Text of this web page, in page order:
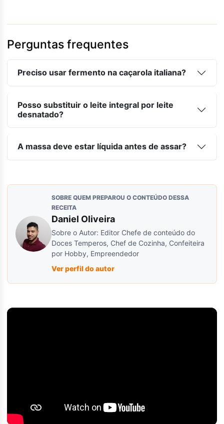
Perguntas frequentes
Preciso usar fermento na caçarola italiana?
Posso substituir o leite integral por leite
desnatado?
A massa deve estar líquida antes de assar?
SOBRE QUEM PREPAROU O CONTEÚDO DESSA
RECEITA
Daniel Oliveira
Sobre o Autor: Editor Chefe de conteúdo do
Doces Temperos, Chef de Cozinha, Confeiteira
por Hobby, Empreendedor
Ver perfil do autor